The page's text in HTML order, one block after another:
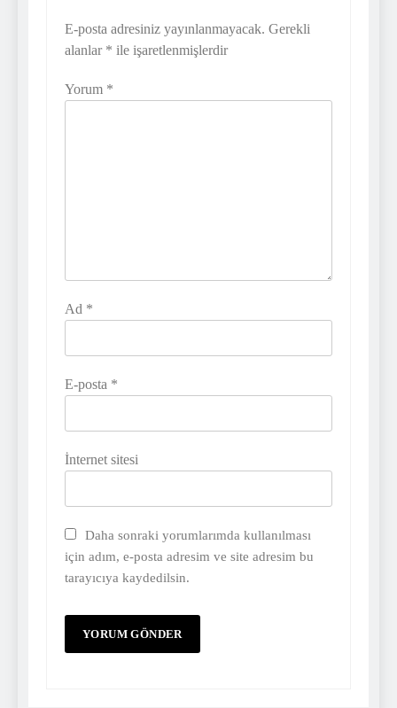
E-posta adresiniz yayınlanmayacak. Gerekli
alanlar * ile işaretlenmişlerdir
Yorum *
Ad *
E-posta *
İnternet sitesi
Daha sonraki yorumlarımda kullanılması
için adım, e-posta adresim ve site adresim bu
tarayıcıya kaydedilsin.